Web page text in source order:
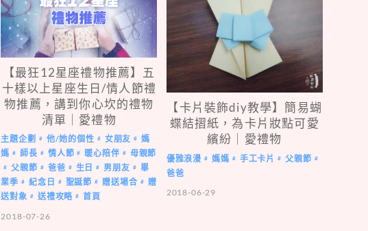
【最狂12星座禮物推薦】五
十樣以上星座生日/情人節禮
物推薦，講到你心坎的禮物
清單｜愛禮物
主題企劃 # 他/她的個性 # 女朋友 #
媽
媽 # 師長 # 情人節 # 暖心陪伴 # 母親節
# 父親節 # 爸爸 # 生日 # 男朋友 #
畢
業季 # 紀念日 # 聖誕節 # 贈送場合 #
贈
送對象 # 送禮攻略 #
首頁
2018-07-26
【卡片裝飾diy教學】簡易蝴
蝶結摺紙，為卡片妝點可愛
繽紛｜愛禮物
優雅浪漫 # 媽媽 # 手工卡片 # 父親節 #
爸爸
2018-06-29